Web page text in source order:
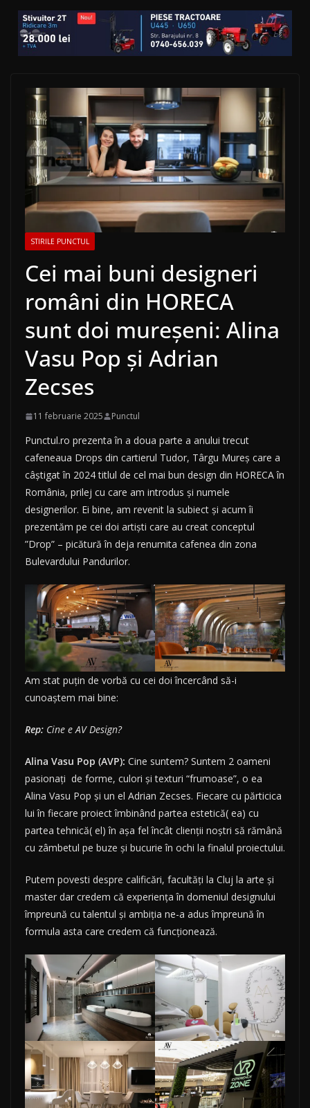
STIRILE PUNCTUL
Cei mai buni designeri
români din HORECA
sunt doi mureșeni: Alina
Vasu Pop și Adrian
Zecses
11 februarie 2025 Punctul
Punctul.ro prezenta în a doua parte a anului trecut
cafeneaua Drops din cartierul Tudor, Târgu Mureș care a
câștigat în 2024 titlul de cel mai bun design din HORECA în
România, prilej cu care am introdus și numele
designerilor. Ei bine, am revenit la subiect și acum îi
prezentăm pe cei doi artiști care au creat conceptul
”Drop” – picătură în deja renumita cafenea din zona
Bulevardului Pandurilor.
Am stat puțin de vorbă cu cei doi încercând să-i
cunoaștem mai bine:
Rep: Cine e AV Design?
Alina Vasu Pop (AVP): Cine suntem? Suntem 2 oameni
pasionați de forme, culori și texturi “frumoase”, o ea
Alina Vasu Pop și un el Adrian Zecses. Fiecare cu părticica
lui în fiecare proiect îmbinând partea estetică( ea) cu
partea tehnică( el) în așa fel încât clienții noștri să rămână
cu zâmbetul pe buze și bucurie în ochi la finalul proiectului.
Putem povesti despre calificări, facultăți la Cluj la arte și
master dar credem că experiența în domeniul designului
împreună cu talentul și ambiția ne-a adus împreună în
formula asta care credem că funcționează.